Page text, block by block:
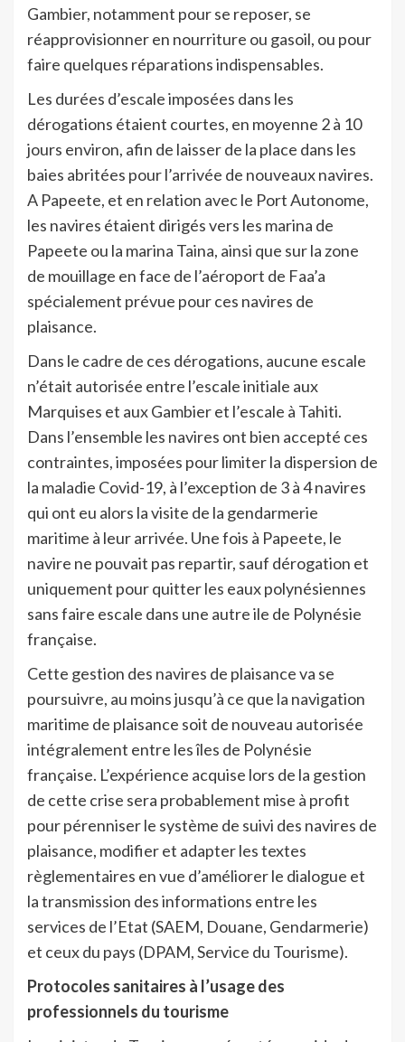
Gambier, notamment pour se reposer, se
réapprovisionner en nourriture ou gasoil, ou pour
faire quelques réparations indispensables.
Les durées d’escale imposées dans les
dérogations étaient courtes, en moyenne 2 à 10
jours environ, afin de laisser de la place dans les
baies abritées pour l’arrivée de nouveaux navires.
A Papeete, et en relation avec le Port Autonome,
les navires étaient dirigés vers les marina de
Papeete ou la marina Taina, ainsi que sur la zone
de mouillage en face de l’aéroport de Faa’a
spécialement prévue pour ces navires de
plaisance.
Dans le cadre de ces dérogations, aucune escale
n’était autorisée entre l’escale initiale aux
Marquises et aux Gambier et l’escale à Tahiti.
Dans l’ensemble les navires ont bien accepté ces
contraintes, imposées pour limiter la dispersion de
la maladie Covid-19, à l’exception de 3 à 4 navires
qui ont eu alors la visite de la gendarmerie
maritime à leur arrivée. Une fois à Papeete, le
navire ne pouvait pas repartir, sauf dérogation et
uniquement pour quitter les eaux polynésiennes
sans faire escale dans une autre ile de Polynésie
française.
Cette gestion des navires de plaisance va se
poursuivre, au moins jusqu’à ce que la navigation
maritime de plaisance soit de nouveau autorisée
intégralement entre les îles de Polynésie
française. L’expérience acquise lors de la gestion
de cette crise sera probablement mise à profit
pour pérenniser le système de suivi des navires de
plaisance, modifier et adapter les textes
règlementaires en vue d’améliorer le dialogue et
la transmission des informations entre les
services de l’Etat (SAEM, Douane, Gendarmerie)
et ceux du pays (DPAM, Service du Tourisme).
Protocoles sanitaires à l’usage des
professionnels du tourisme